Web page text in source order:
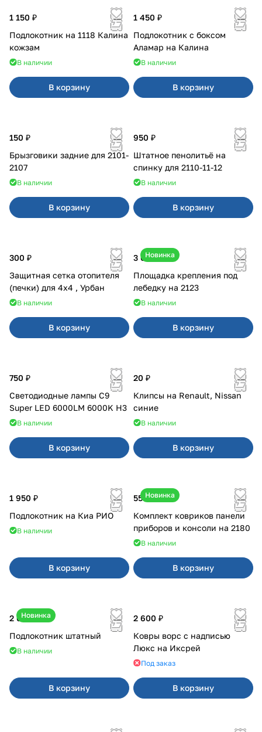
1 150 ₽
Подлокотник на 1118 Калина
кожзам
В наличии
В корзину
1 450 ₽
Подлокотник с боксом
Аламар на Калина
В наличии
В корзину
150 ₽
Брызговики задние для 2101-
2107
В наличии
В корзину
950 ₽
Штатное пенолитьё на
спинку для 2110-11-12
В наличии
В корзину
300 ₽
Защитная сетка отопителя
(печки) для 4x4 , Урбан
В наличии
В корзину
Новинка
3 600 ₽
Площадка крепления под
лебедку на 2123
В наличии
В корзину
750 ₽
Светодиодные лампы C9
Super LED 6000LM 6000K H3
В наличии
В корзину
20 ₽
Клипсы на Renault, Nissan
синие
В наличии
В корзину
1 950 ₽
Подлокотник на Киа РИО
В наличии
В корзину
Новинка
550 ₽
Комплект ковриков панели
приборов и консоли на 2180
В наличии
В корзину
Новинка
2 600 ₽
Подлокотник штатный
В наличии
В корзину
2 600 ₽
Ковры ворс с надписью
Люкс на Иксрей
Под заказ
В корзину